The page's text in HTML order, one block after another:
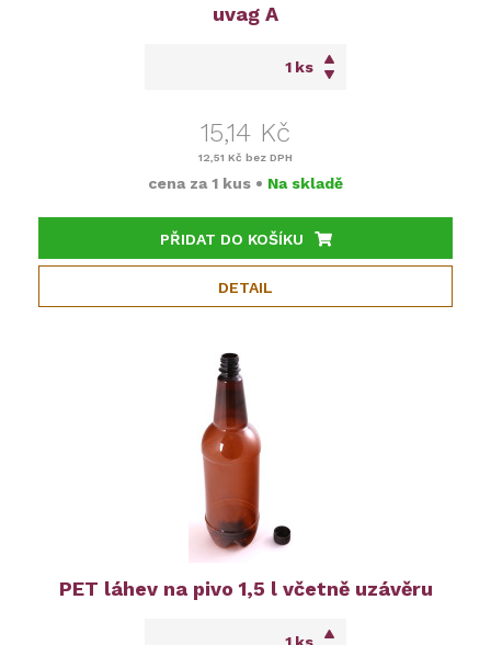
uvag A
ks
15,14 Kč
12,51 Kč bez DPH
cena za 1 kus • Na skladě
PŘIDAT DO KOŠÍKU
DETAIL
PET láhev na pivo 1,5 l včetně uzávěru
ks